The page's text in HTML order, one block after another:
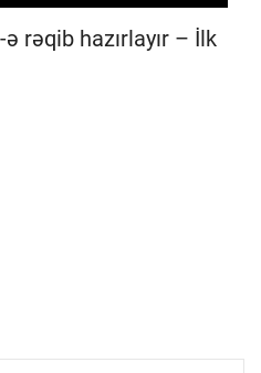
rəqib hazırlayır – İlk